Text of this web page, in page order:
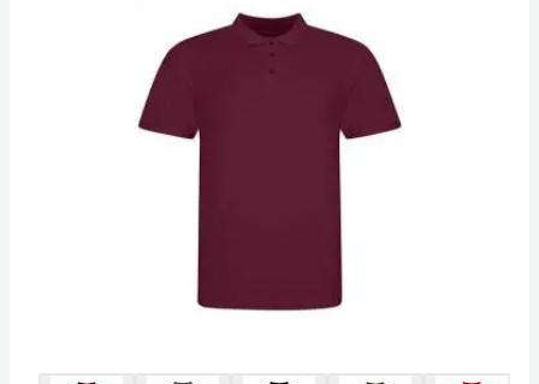
ärmar. Rund hals. Dubbel söm i nederkant.
Bomullspiké.